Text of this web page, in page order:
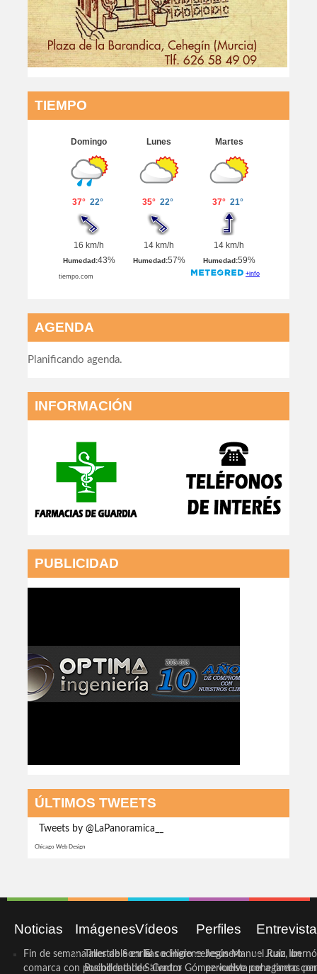
TIEMPO
AGENDA
Planificando agenda.
INFORMACIÓN
PUBLICIDAD
ÚLTIMOS TWEETS
Tweets by @LaPanoramica__
Chicago Web Design
Noticias
Fin de semana inestable en la
comarca con posibilidad de
Imágenes
Taller de Sonrisas e Higiene
Bucodental de ‘Centro
Vídeos
El cocinero ceheginero
Salvador Gómez vuelve por
Perfiles
Jesús Manuel Ruiz, un
periodista ceheginero con
Juan
a tantas